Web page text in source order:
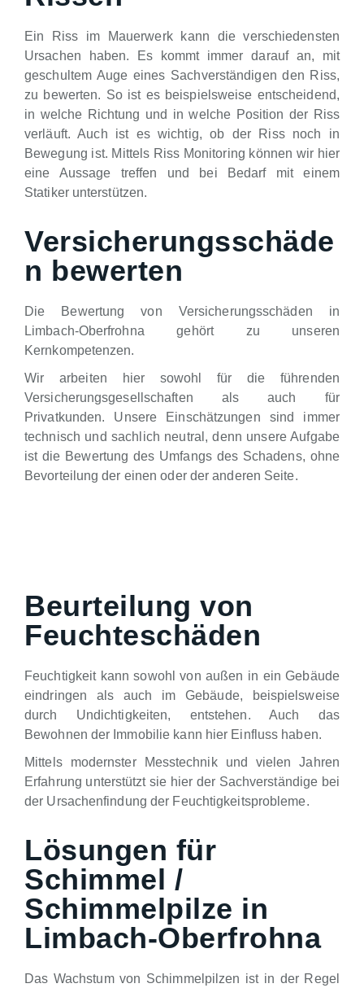
Ein Riss im Mauerwerk kann die verschiedensten
Ursachen haben. Es kommt immer darauf an, mit
geschultem Auge eines Sachverständigen den Riss,
zu bewerten. So ist es beispielsweise entscheidend,
in welche Richtung und in welche Position der Riss
verläuft. Auch ist es wichtig, ob der Riss noch in
Bewegung ist. Mittels Riss Monitoring können wir hier
eine Aussage treffen und bei Bedarf mit einem
Statiker unterstützen.
Versicherungsschäde
n bewerten
Die Bewertung von Versicherungsschäden in
Limbach-Oberfrohna gehört zu unseren
Kernkompetenzen.
Wir arbeiten hier sowohl für die führenden
Versicherungsgesellschaften als auch für
Privatkunden. Unsere Einschätzungen sind immer
technisch und sachlich neutral, denn unsere Aufgabe
ist die Bewertung des Umfangs des Schadens, ohne
Bevorteilung der einen oder der anderen Seite.
Beurteilung von
Feuchteschäden
Feuchtigkeit kann sowohl von außen in ein Gebäude
eindringen als auch im Gebäude, beispielsweise
durch Undichtigkeiten, entstehen. Auch das
Bewohnen der Immobilie kann hier Einfluss haben.
Mittels modernster Messtechnik und vielen Jahren
Erfahrung unterstützt sie hier der Sachverständige bei
der Ursachenfindung der Feuchtigkeitsprobleme.
Lösungen für
Schimmel /
Schimmelpilze in
Limbach-Oberfrohna
Das Wachstum von Schimmelpilzen ist in der Regel